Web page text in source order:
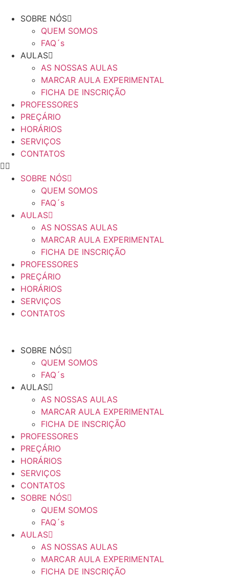
SOBRE NÓS
QUEM SOMOS
FAQ´s
AULAS
AS NOSSAS AULAS
MARCAR AULA EXPERIMENTAL
FICHA DE INSCRIÇÃO
PROFESSORES
PREÇÁRIO
HORÁRIOS
SERVIÇOS
CONTATOS
SOBRE NÓS
QUEM SOMOS
FAQ´s
AULAS
AS NOSSAS AULAS
MARCAR AULA EXPERIMENTAL
FICHA DE INSCRIÇÃO
PROFESSORES
PREÇÁRIO
HORÁRIOS
SERVIÇOS
CONTATOS
SOBRE NÓS
QUEM SOMOS
FAQ´s
AULAS
AS NOSSAS AULAS
MARCAR AULA EXPERIMENTAL
FICHA DE INSCRIÇÃO
PROFESSORES
PREÇÁRIO
HORÁRIOS
SERVIÇOS
CONTATOS
SOBRE NÓS
QUEM SOMOS
FAQ´s
AULAS
AS NOSSAS AULAS
MARCAR AULA EXPERIMENTAL
FICHA DE INSCRIÇÃO